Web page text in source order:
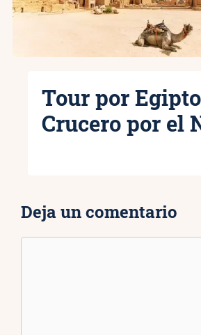
Tour por
Crucero por el
Deja un comentario